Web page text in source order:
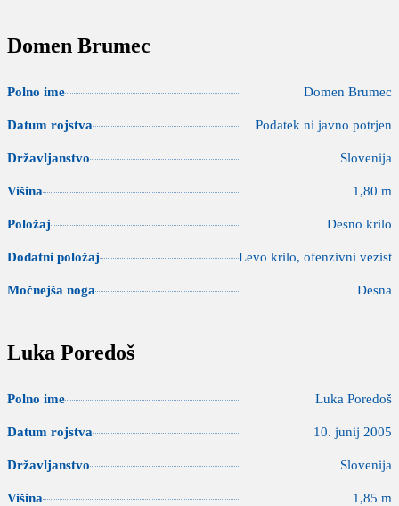
Domen Brumec
Polno ime Domen Brumec
Datum rojstva Podatek ni javno potrjen
Državljanstvo Slovenija
Višina 1,80 m
Položaj Desno krilo
Dodatni položaj Levo krilo, ofenzivni vezist
Močnejša noga Desna
Luka Poredoš
Polno ime Luka Poredoš
Datum rojstva 10. junij 2005
Državljanstvo Slovenija
Višina 1,85 m